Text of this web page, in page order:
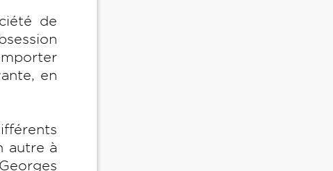
de
en
autre à